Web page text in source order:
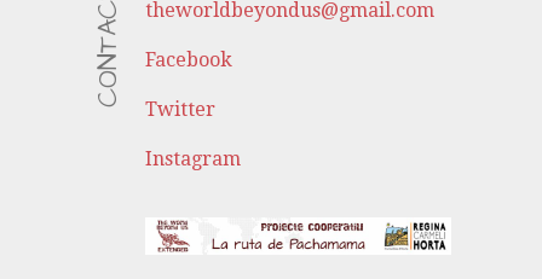
CONTACTO
theworldbeyondus@gmail.com
Facebook
Twitter
Instagram